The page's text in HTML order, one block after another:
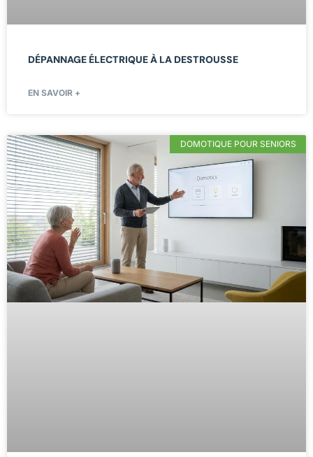
DÉPANNAGE ÉLECTRIQUE À LA DESTROUSSE
EN SAVOIR +
DOMOTIQUE POUR SENIORS